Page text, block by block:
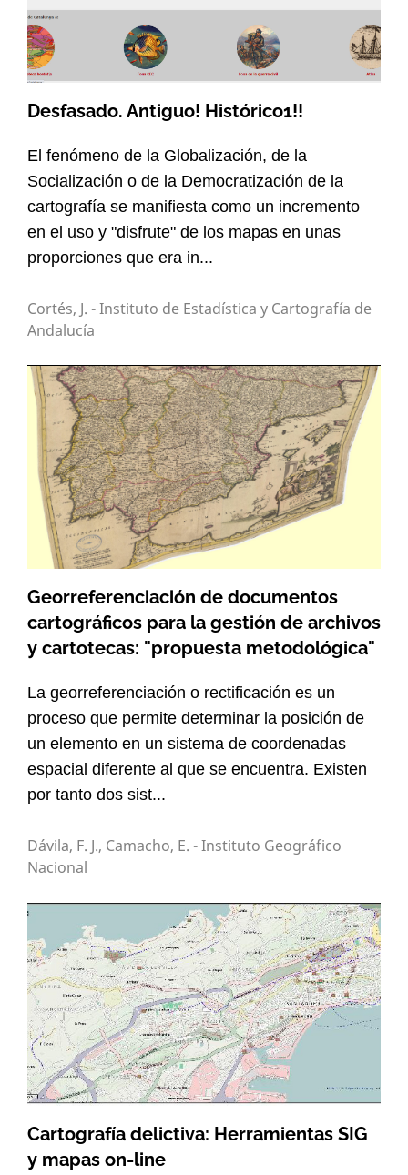
Desfasado. Antiguo! Histórico1!!
El fenómeno de la Globalización, de la
Socialización o de la Democratización de la
cartografía se manifiesta como un incremento
en el uso y "disfrute" de los mapas en unas
proporciones que era in...
Cortés, J. - Instituto de Estadística y Cartografía de
Andalucía
Georreferenciación de documentos
cartográficos para la gestión de archivos
y cartotecas: "propuesta metodológica"
La georreferenciación o rectificación es un
proceso que permite determinar la posición de
un elemento en un sistema de coordenadas
espacial diferente al que se encuentra. Existen
por tanto dos sist...
Dávila, F. J., Camacho, E. - Instituto Geográfico
Nacional
Cartografía delictiva: Herramientas SIG
y mapas on-line